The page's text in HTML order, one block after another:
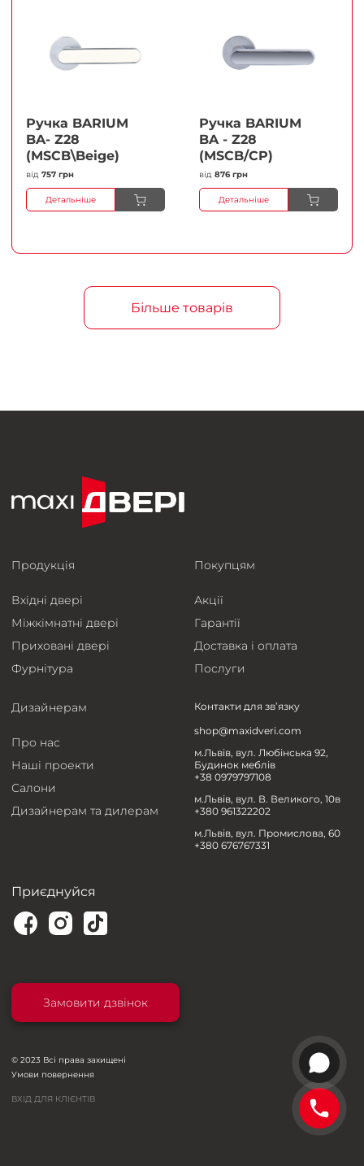
Ручка BARIUM
BA- Z28
(MSCB\Beige)
від 757 грн
Детальніше
Ручка BARIUM
BA - Z28
(MSCB/CP)
від 876 грн
Детальніше
Більше товарів
Продукція
Вхідні двері
Міжкімнатні двері
Приховані двері
Фурнітура
Покупцям
Акції
Гарантії
Доставка і оплата
Послуги
Дизайнерам
Про нас
Наші проекти
Салони
Дизайнерам та дилерам
Контакти для зв’язку
shop@maxidveri.com
м.Львів, вул. Любінська 92,
Будинок меблів
+38 0979797108
м.Львів, вул. В. Великого, 10в
+380 961322202
м.Львів, вул. Промислова, 60
+380 676767331
Приєднуйся
Замовити дзвінок
© 2023 Всі права захищені
Умови повернення
ВХІД ДЛЯ КЛІЄНТІВ